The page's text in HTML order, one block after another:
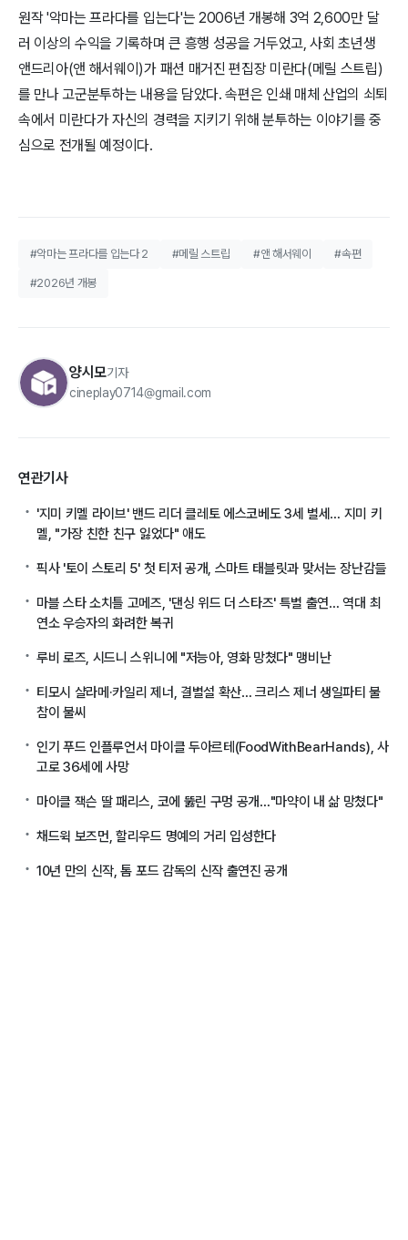
원작 '악마는 프라다를 입는다'는 2006년 개봉해 3억 2,600만 달
러 이상의 수익을 기록하며 큰 흥행 성공을 거두었고, 사회 초년생
앤드리아(앤 해서웨이)가 패션 매거진 편집장 미란다(메릴 스트립)
를 만나 고군분투하는 내용을 담았다. 속편은 인쇄 매체 산업의 쇠퇴
속에서 미란다가 자신의 경력을 지키기 위해 분투하는 이야기를 중
심으로 전개될 예정이다.​
#악마는 프라다를 입는다 2 #메릴 스트립 #앤 해서웨이 #속편
#2026년 개봉
양시모기자
cineplay0714@gmail.com
연관기사
'지미 키멜 라이브' 밴드 리더 클레토 에스코베도 3세 별세… 지미 키
멜, "가장 친한 친구 잃었다" 애도
픽사 '토이 스토리 5' 첫 티저 공개, 스마트 태블릿과 맞서는 장난감들
마블 스타 소치틀 고메즈, '댄싱 위드 더 스타즈' 특별 출연… 역대 최
연소 우승자의 화려한 복귀
루비 로즈, 시드니 스위니에 "저능아, 영화 망쳤다" 맹비난
티모시 샬라메·카일리 제너, 결별설 확산… 크리스 제너 생일파티 불
참이 불씨
인기 푸드 인플루언서 마이클 두아르테(FoodWithBearHands), 사
고로 36세에 사망
마이클 잭슨 딸 패리스, 코에 뚫린 구멍 공개…"마약이 내 삶 망쳤다"
채드윅 보즈먼, 할리우드 명예의 거리 입성한다
10년 만의 신작, 톰 포드 감독의 신작 출연진 공개